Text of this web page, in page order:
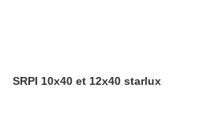
SRPI 10x40 et 12x40 starlux